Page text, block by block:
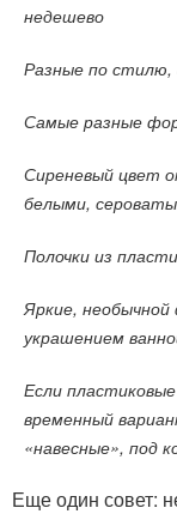
недешево
Разные по
Самые разные
Сиреневый цвет
белыми,
Полочки из
Яркие,
украшением
Если
временный
«навесные», под
Еще один совет: